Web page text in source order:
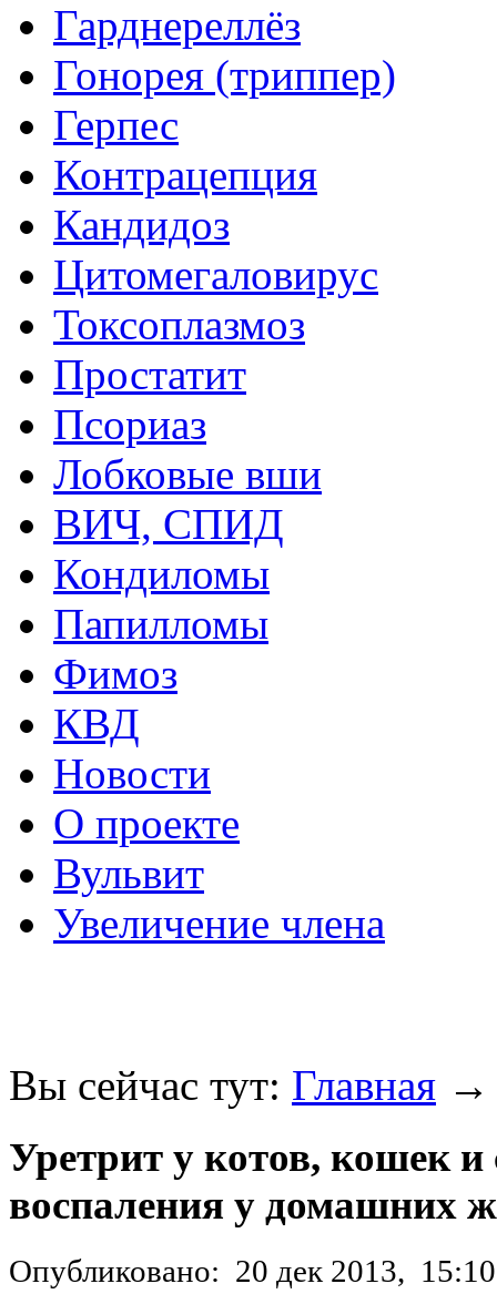
Гарднереллёз
Гонорея (триппер)
Герпес
Контрацепция
Кандидоз
Цитомегаловирус
Токсоплазмоз
Простатит
Псориаз
Лобковые вши
ВИЧ, СПИД
Кондиломы
Папилломы
Фимоз
КВД
Новости
О проекте
Вульвит
Увеличение члена
Вы сейчас тут: Главная
Уретрит у котов, кошек
воспаления у домашних
Опубликовано: 20 дек 2013, 15:10